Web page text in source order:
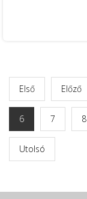
Első Előző
6 7 8
Utolsó